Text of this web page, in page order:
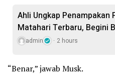
Ahli Ungkap Penampakan
Matahari Terbaru, Begini
admin 2 hours
“Benar,” jawab Musk.